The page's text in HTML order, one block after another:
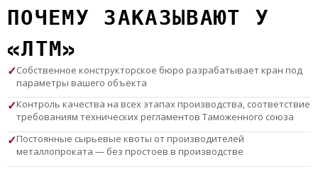
ПОЧЕМУ ЗАКАЗЫВАЮТ У
«ЛТМ»
Собственное конструкторское бюро разрабатывает кран под
параметры вашего объекта
Контроль качества на всех этапах производства, соответствие
требованиям технических регламентов Таможенного союза
Постоянные сырьевые квоты от производителей
металлопроката — без простоев в производстве